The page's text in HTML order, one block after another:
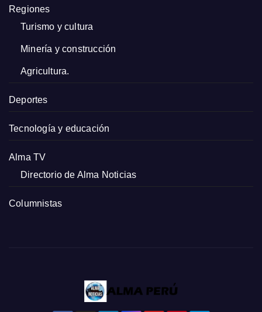
Regiones
Turismo y cultura
Minería y construcción
Agricultura.
Deportes
Tecnología y educación
Alma TV
Directorio de Alma Noticias
Columnistas